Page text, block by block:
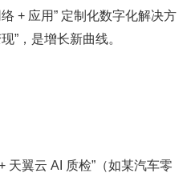
+ 应用” 定制化数字化解决方
”，是增长新曲线。​
天翼云 AI 质检”（如某汽车零